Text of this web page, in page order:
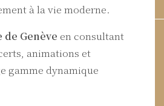
à la vie moderne.
Genève en consultant
animations et
gamme dynamique